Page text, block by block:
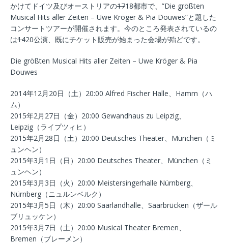
かけてドイツ及びオーストリアの1718都市で、”Die größten
Musical Hits aller Zeiten – Uwe Kröger & Pia Douwes”と題した
コンサートツアーが開催されます。今のところ発表されているの
は1420公演、既にチケット販売が始まった会場が殆どです。
Die größten Musical Hits aller Zeiten – Uwe Kröger & Pia
Douwes
2014年12月20日（土）20:00 Alfred Fischer Halle、Hamm（ハ
ム）
2015年2月27日（金）20:00 Gewandhaus zu Leipzig、
Leipzig（ライプツィヒ）
2015年2月28日（土）20:00 Deutsches Theater、München（ミ
ュンヘン）
2015年3月1日（日）20:00 Deutsches Theater、München（ミ
ュンヘン）
2015年3月3日（火）20:00 Meistersingerhalle Nürnberg、
Nürnberg（ニュルンベルク）
2015年3月5日（木）20:00 Saarlandhalle、Saarbrücken（ザール
ブリュッケン）
2015年3月7日（土）20:00 Musical Theater Bremen、
Bremen（ブレーメン）